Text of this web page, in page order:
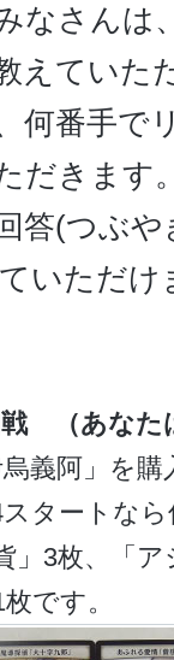
なさんは
えていた
何番手で
だきます
答(つぶ
いただ
（あなた
烏義阿」を
スタートな
」3枚、「
です。